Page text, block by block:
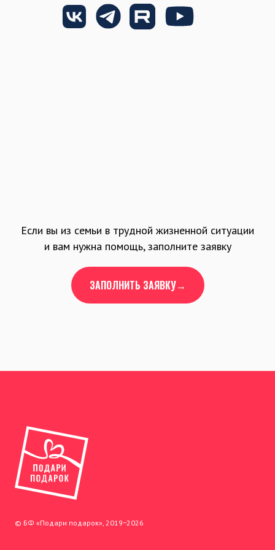
Если вы из семьи в трудной жизненной ситуации
и вам нужна помощь, заполните заявку
ЗАПОЛНИТЬ ЗАЯВКУ→
© БФ «Подари подарок», 2019−2026